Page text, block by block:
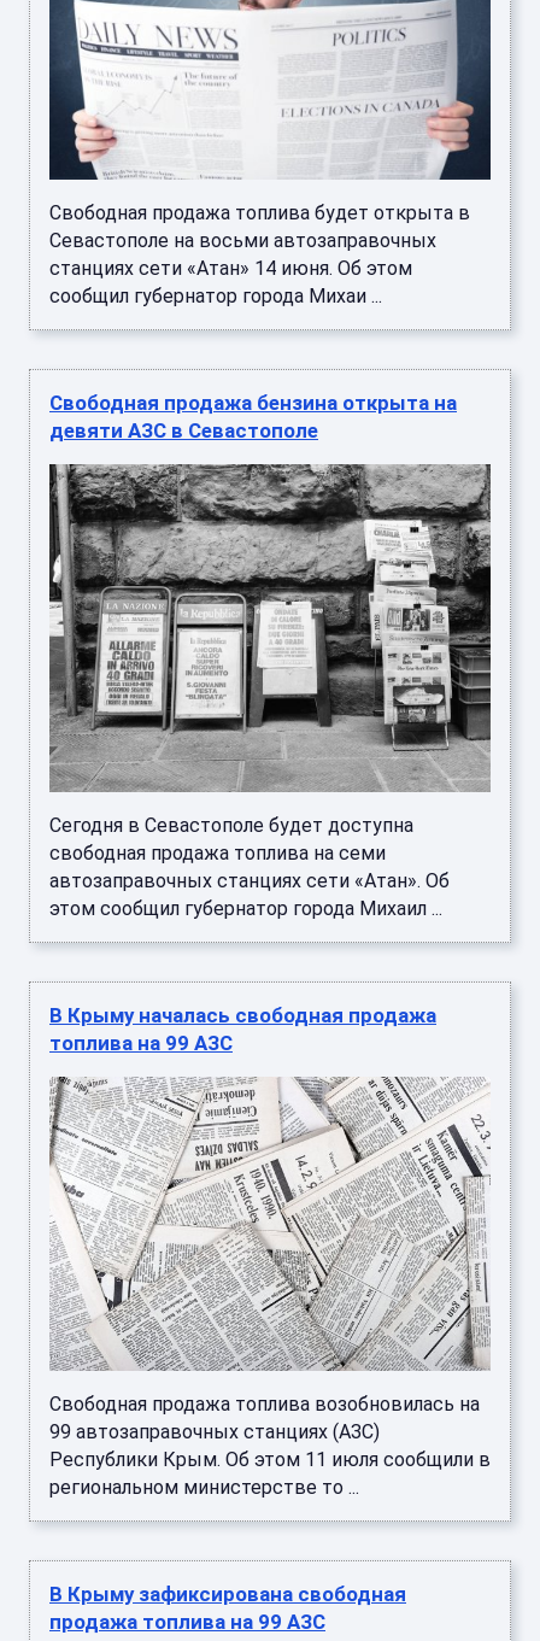
Свободная продажа топлива будет открыта в
Севастополе на восьми автозаправочных
станциях сети «Атан» 14 июня. Об этом
сообщил губернатор города Михаи ...
Свободная продажа бензина открыта на
девяти АЗС в Севастополе
Сегодня в Севастополе будет доступна
свободная продажа топлива на семи
автозаправочных станциях сети «Атан». Об
этом сообщил губернатор города Михаил ...
В Крыму началась свободная продажа
топлива на 99 АЗС
Свободная продажа топлива возобновилась на
99 автозаправочных станциях (АЗС)
Республики Крым. Об этом 11 июля сообщили в
региональном министерстве то ...
В Крыму зафиксирована свободная
продажа топлива на 99 АЗС